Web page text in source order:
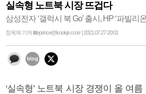
실속형 노트북 시장 뜨겁다
삼성전자 ‘갤럭시 북 Go’ 출시, HP ‘파빌리
정옥재 기자 littleprince@kookje.co.kr | 2021.07.27 20:01
‘실속형’ 노트북 시장 경쟁이 올 여